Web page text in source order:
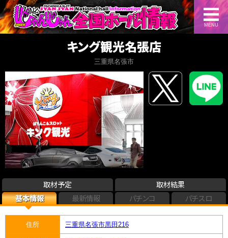
MENU
キング観光名張店
三重県名張市
取材予定
取材結果
基本情報
最新情報 パチンコ パチスロ
住所 三重県名張市黒田216